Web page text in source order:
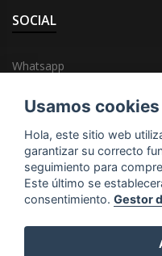
SOCIAL
Whatsapp
Usamos cookies
Hola, este sitio web
garantizar su correcto
seguimiento para
Este último se
consentimiento. Gestor